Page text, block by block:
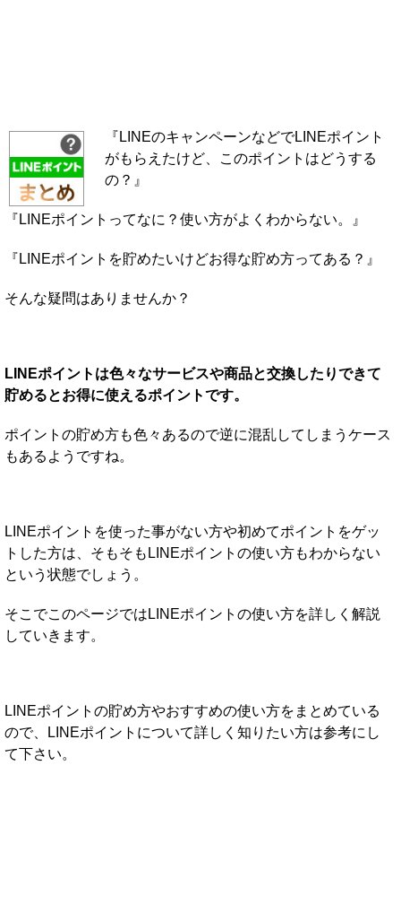
『LINEのキャンペーンなどでLINEポイント
がもらえたけど、このポイントはどうする
の？』
『LINEポイントってなに？使い方がよくわからない。』
『LINEポイントを貯めたいけどお得な貯め方ってある？』
そんな疑問はありませんか？
LINEポイントは色々なサービスや商品と交換したりできて
貯めるとお得に使えるポイントです。
ポイントの貯め方も色々あるので逆に混乱してしまうケース
もあるようですね。
LINEポイントを使った事がない方や初めてポイントをゲッ
トした方は、そもそもLINEポイントの使い方もわからない
という状態でしょう。
そこでこのページではLINEポイントの使い方を詳しく解説
していきます。
LINEポイントの貯め方やおすすめの使い方をまとめている
ので、LINEポイントについて詳しく知りたい方は参考にし
て下さい。